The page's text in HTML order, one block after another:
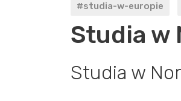
#studia-w-europie
Studia w
Studia w